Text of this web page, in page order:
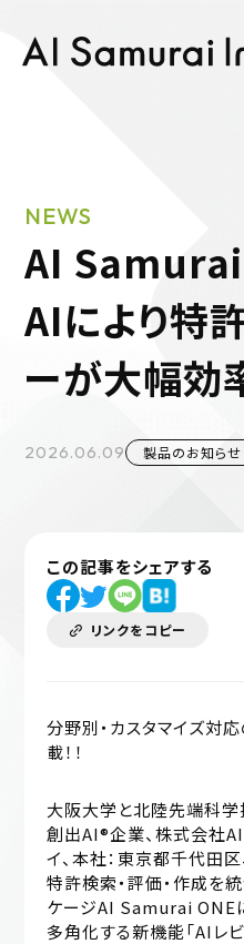
AI
AIにより特
ーが大幅効
NEWS
2026.06.09 製品のお知らせ
この記事をシェアする
リンクをコピー
分野別・カスタマイズ対
載！！
大阪大学と北陸先端科
創出AI®企業、株式会社
イ、本社：東京都千代⽥区
特許検索・評価・作成を
ケージAI Samurai ONE
多角化する新機能「AIレ